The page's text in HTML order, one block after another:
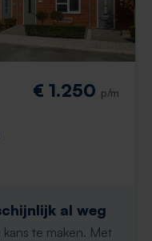
€ 1.250 p/m
al weg
te maken. Met